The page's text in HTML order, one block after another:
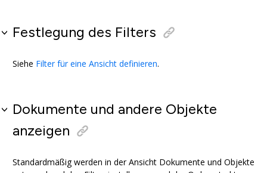
Festlegung des Filters
Siehe Filter für eine Ansicht definieren.
Dokumente und andere Objekte
anzeigen
Standardmäßig werden in der Ansicht Dokumente und Objekte